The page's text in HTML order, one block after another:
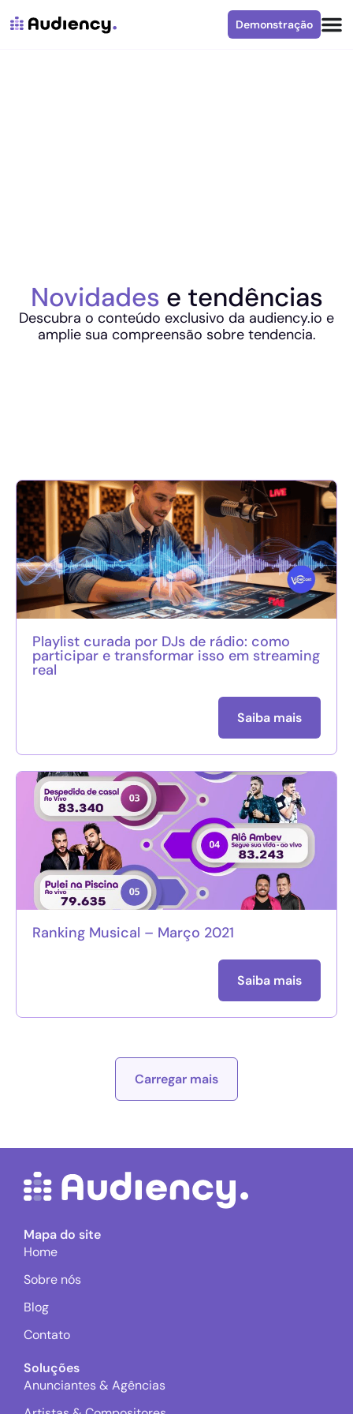
Demonstração
Novidades e tendências
Descubra o conteúdo exclusivo da audiency.io e
amplie sua compreensão sobre tendencia.
Playlist curada por DJs de rádio: como
participar e transformar isso em streaming
real
Saiba mais
Ranking Musical – Março 2021
Saiba mais
Carregar mais
Mapa do site
Home
Sobre nós
Blog
Contato
Soluções
Anunciantes & Agências